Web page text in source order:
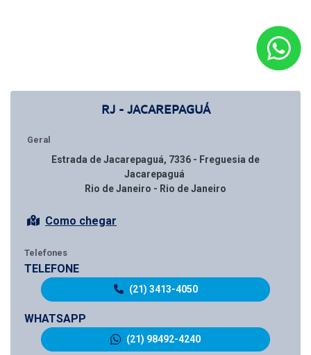
RJ - JACAREPAGUÁ
Geral
Estrada de Jacarepaguá, 7336 - Freguesia de
Jacarepaguá
Rio de Janeiro - Rio de Janeiro
Como chegar
Telefones
TELEFONE
(21) 3413-4050
WHATSAPP
(21) 98492-4240